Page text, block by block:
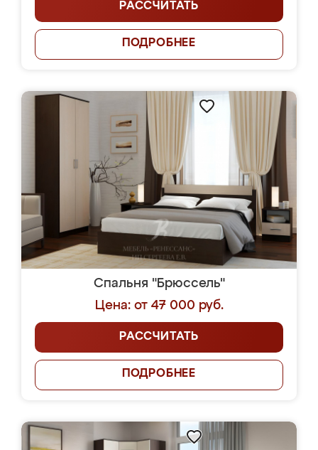
РАССЧИТАТЬ
ПОДРОБНЕЕ
Спальня "Брюссель"
Цена: от 47 000 руб.
РАССЧИТАТЬ
ПОДРОБНЕЕ